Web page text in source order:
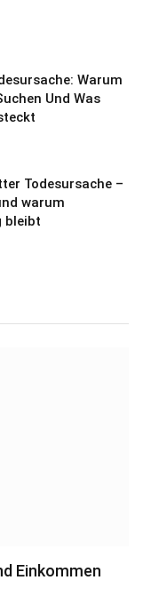
Warum
Und Was
Todesursache –
warum
bleibt
Einkommen